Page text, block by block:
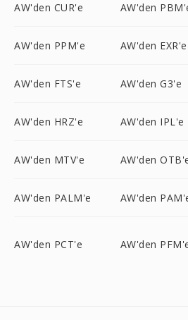
AW'den CUR'e AW'den
AW'den PPM'e AW'den EXR'e
AW'den FTS'e AW'den G3'e
AW'den HRZ'e AW'den IPL'e
AW'den MTV'e AW'den
AW'den PALM'e AW'den
AW'den PCT'e AW'den